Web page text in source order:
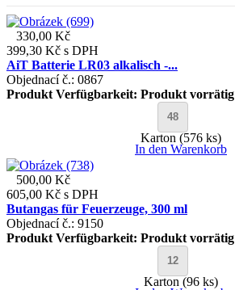
330,00 Kč
399,30 Kč s DPH
AiT Batterie LR03 alkalisch -...
Objednací č.: 0867
Produkt Verfügbarkeit: Produkt vorrätig
Karton (576 ks)
In den Warenkorb
500,00 Kč
605,00 Kč s DPH
Butangas für Feuerzeuge, 300 ml
Objednací č.: 9150
Produkt Verfügbarkeit: Produkt vorrätig
Karton (96 ks)